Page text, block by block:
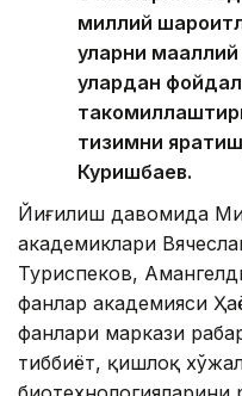
миллий
уларни
улардан
тизимни
Куришбаев.
Йиғилиш давомида
академиклари
Туриспеков,
фанлар академияси
фанлари маркази
тиббиёт, қишлоқ